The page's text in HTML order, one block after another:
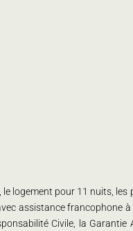
logement pour 11 nuits, les
assistance francophone
Civile, la Garantie